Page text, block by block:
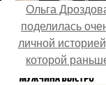
Ольга
поделилась
личной
которой
почти не